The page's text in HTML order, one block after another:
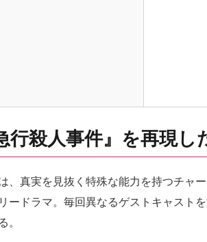
行殺人事件』を再現
、真実を見抜く特殊な能力を持つチャ
ードラマ。毎回異なるゲストキャスト
。